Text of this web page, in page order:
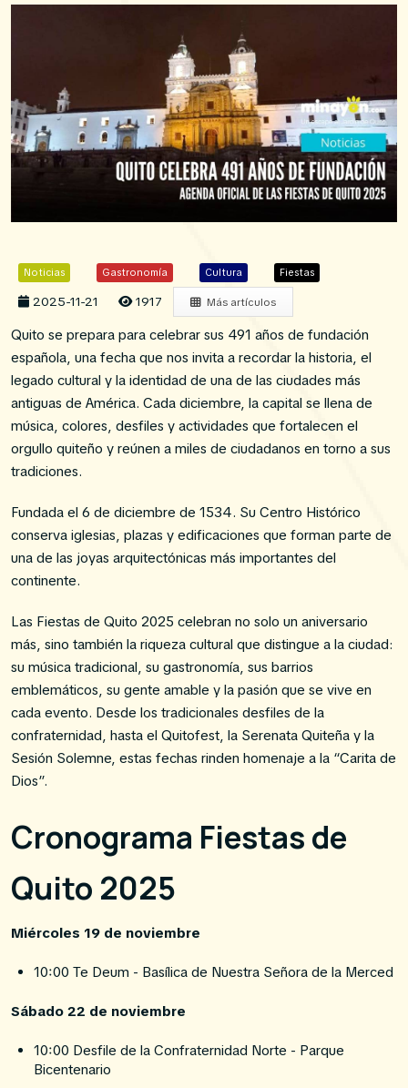
Noticias Gastronomía Cultura Fiestas
2025-11-21 1917 Más artículos
Quito se prepara para celebrar sus 491 años de fundación
española, una fecha que nos invita a recordar la historia, el
legado cultural y la identidad de una de las ciudades más
antiguas de América. Cada diciembre, la capital se llena de
música, colores, desfiles y actividades que fortalecen el
orgullo quiteño y reúnen a miles de ciudadanos en torno a sus
tradiciones.
Fundada el 6 de diciembre de 1534. Su Centro Histórico
conserva iglesias, plazas y edificaciones que forman parte de
una de las joyas arquitectónicas más importantes del
continente.
Las Fiestas de Quito 2025 celebran no solo un aniversario
más, sino también la riqueza cultural que distingue a la ciudad:
su música tradicional, su gastronomía, sus barrios
emblemáticos, su gente amable y la pasión que se vive en
cada evento. Desde los tradicionales desfiles de la
confraternidad, hasta el Quitofest, la Serenata Quiteña y la
Sesión Solemne, estas fechas rinden homenaje a la “Carita de
Dios”.
Cronograma Fiestas de
Quito 2025
Miércoles 19 de noviembre
10:00 Te Deum - Basílica de Nuestra Señora de la Merced
Sábado 22 de noviembre
10:00 Desfile de la Confraternidad Norte - Parque
Bicentenario